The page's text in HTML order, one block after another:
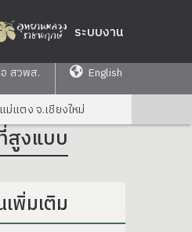
ระบบงาน
สวพส. English
แตง จ.เชียงใหม่
สูงแบบ
พิ่มเติม